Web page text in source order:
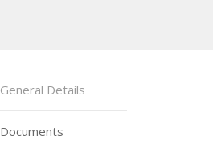
General Details
Documents